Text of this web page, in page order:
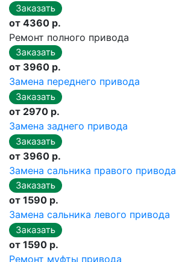
от 4360 р.
Ремонт полного привода
от 3960 р.
Замена переднего привода
от 2970 р.
Замена заднего привода
от 3960 р.
Замена сальника правого привода
от 1590 р.
Замена сальника левого привода
от 1590 р.
Ремонт муфты привода